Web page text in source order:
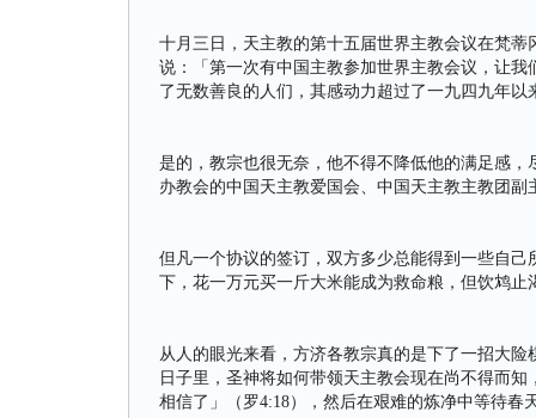
十月三日，天主教的第十五届世界主教会议在梵
说：「第一次有中国主教参加世界主教会议，让
了无数善良的人们，其感动力超过了一九四九年
是的，教宗也很无奈，他不得不降低他的满足感
办教会的中国天主教爱国会、中国天主教主教团
但凡一个协议的签订，双方多少总能得到一些自
下，花一万元买一斤大米能成为救命粮，但饮鸩止
从人的眼光来看，方济各教宗真的是下了一招大
日子里，圣神将如何带领天主教会现在尚不得而
相信了」（罗4:18），然后在艰难的炼净中等待春